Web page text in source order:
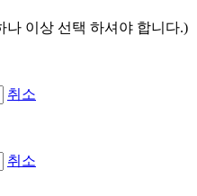
나 이상 선택 하셔야 합니다.)
취소
취소